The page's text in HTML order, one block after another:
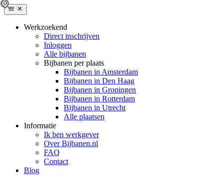
Werkzoekend
Direct inschrijven
Inloggen
Alle bijbanen
Bijbanen per plaats
Bijbanen in Amsterdam
Bijbanen in Den Haag
Bijbanen in Groningen
Bijbanen in Rotterdam
Bijbanen in Utrecht
Alle plaatsen
Informatie
Ik ben werkgever
Over Bijbanen.nl
FAQ
Contact
Blog